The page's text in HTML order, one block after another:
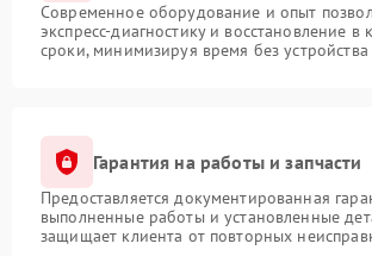
Современное оборудование и опыт
экспресс-диагностику и восстановление в
сроки, минимизируя время без устройства
Гарантия на работы и запчасти
Предоставляется документированная
выполненные работы и установленные
защищает клиента от повторных